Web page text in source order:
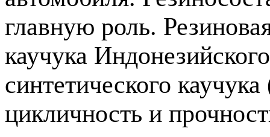
главную роль.
каучука
синтетического
цикличность и